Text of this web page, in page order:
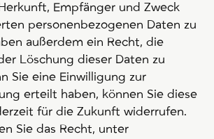
Empfänger und Zweck
personenbezogenen Daten zu
außerdem ein Recht, die
Löschung dieser Daten zu
Sie eine Einwilligung zur
erteilt haben, können Sie diese
für die Zukunft widerrufen.
Sie das Recht, unter